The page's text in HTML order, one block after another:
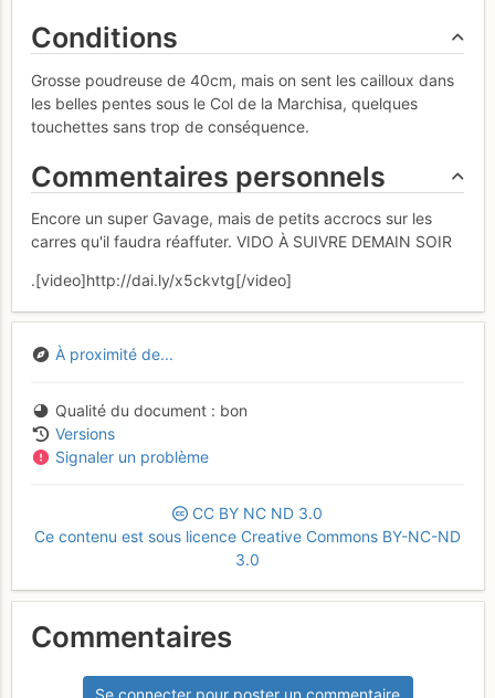
Conditions
Grosse poudreuse de 40cm, mais on sent les cailloux dans
les belles pentes sous le Col de la Marchisa, quelques
touchettes sans trop de conséquence.
Commentaires personnels
Encore un super Gavage, mais de petits accrocs sur les
carres qu'il faudra réaffuter. VIDO À SUIVRE DEMAIN SOIR
.[video]http://dai.ly/x5ckvtg[/video]
À proximité de...
Qualité du document
bon
Versions
Signaler un problème
CC BY NC ND 3.0
Ce contenu est sous licence Creative Commons BY-NC-ND
3.0
Commentaires
Se connecter pour poster un commentaire